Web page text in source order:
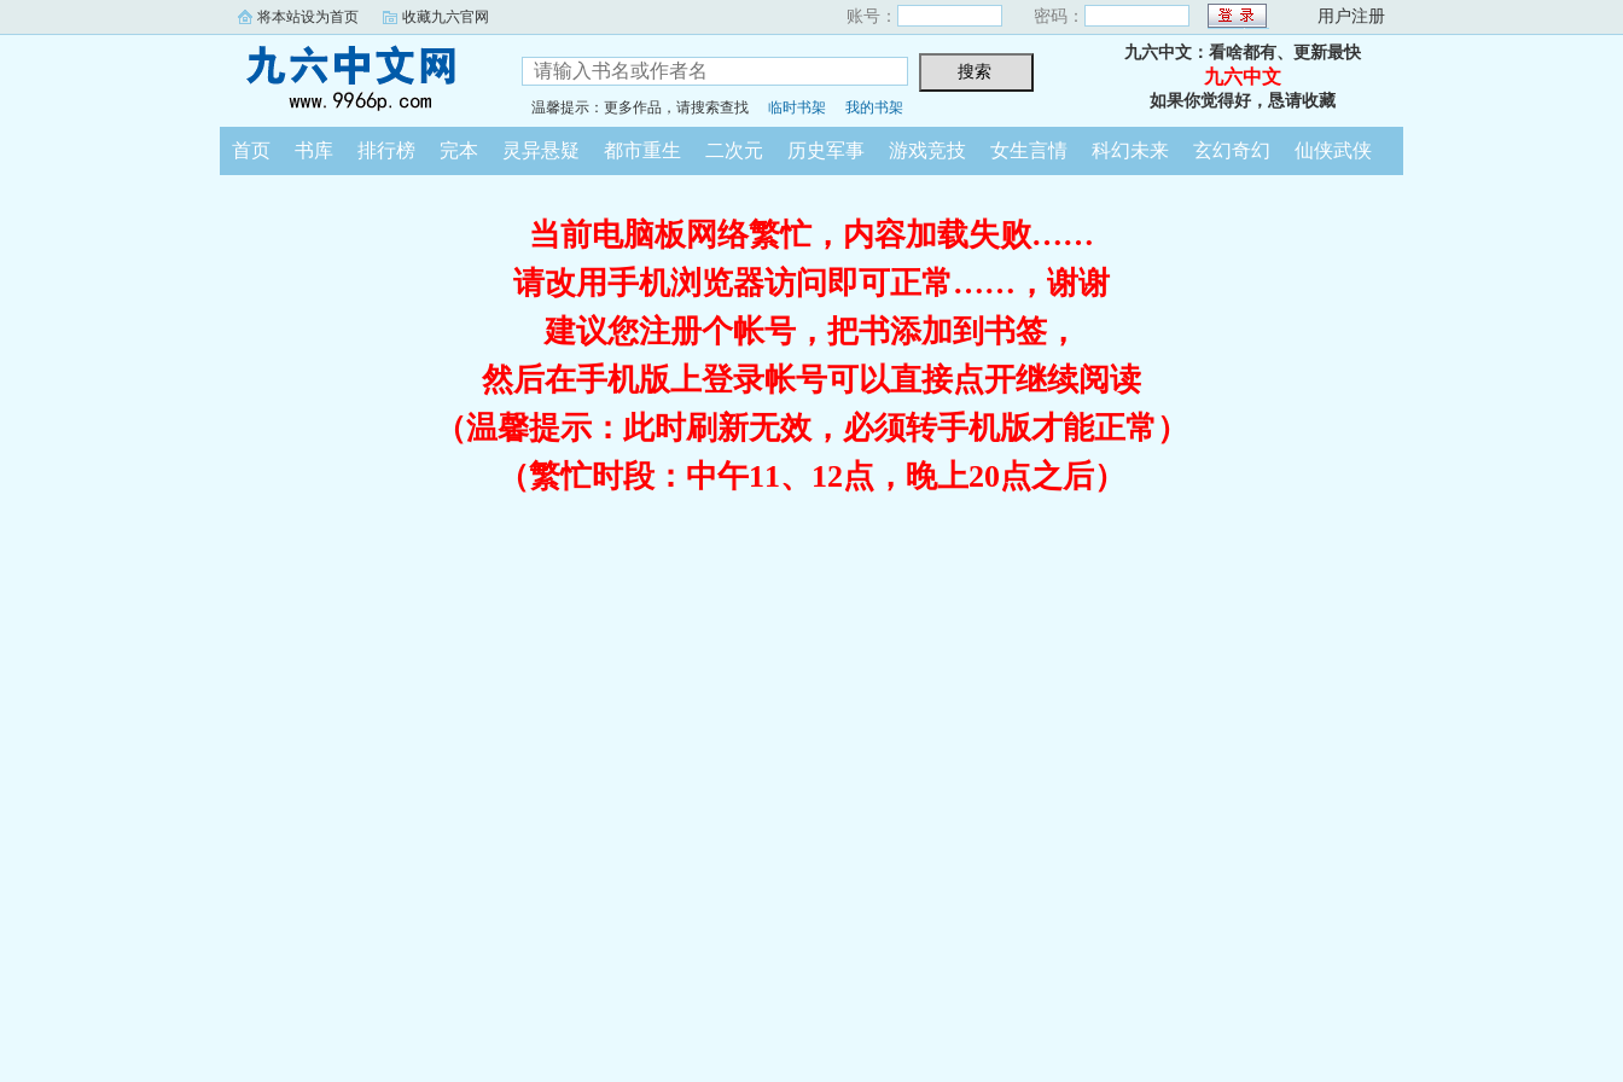
将本站设为首页 收藏九六官网 账号： 密码： 用户注册
温馨提示：更多作品，请搜索查找 临时书架 我的书架
九六中文：看啥都有、更新最快
九六中文
如果你觉得好，恳请收藏
首页 书库 排行榜 完本 灵异悬疑 都市重生 二次元 历史军事 游戏竞技 女生言情 科幻未来 玄幻奇幻 仙侠武侠
当前电脑板网络繁忙，内容加载失败……
请改用手机浏览器访问即可正常……，谢谢
建议您注册个帐号，把书添加到书签，
然后在手机版上登录帐号可以直接点开继续阅读
（温馨提示：此时刷新无效，必须转手机版才能正常）
（繁忙时段：中午11、12点，晚上20点之后）